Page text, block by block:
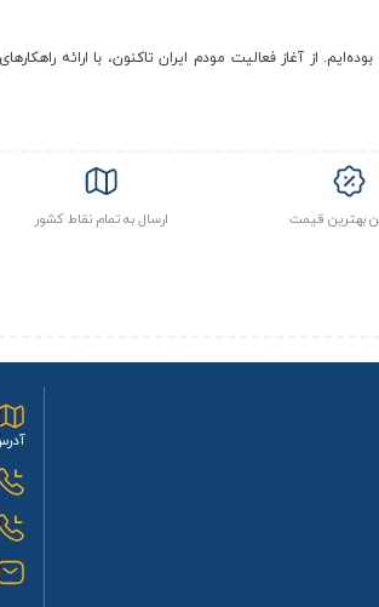
از آغاز فعالیت مودم ایران تاکنون، با ارائه
بهترین قیمت ارسال به تمام نقاط کشور